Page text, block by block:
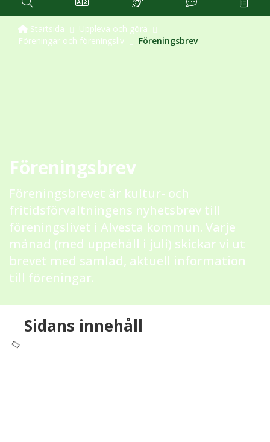
Startsida
Uppleva och göra
Föreningar och föreningsliv
Föreningsbrev
Föreningsbrev
Föreningsbrevet är kultur- och
fritidsförvaltningens nyhetsbrev till
föreningslivet i Alvesta kommun. Varje
månad (med uppehåll i juli) skickar vi ut
brevet med samlad, aktuell information
till föreningar.
Sidans innehåll